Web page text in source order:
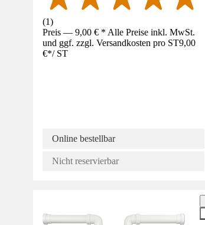
(1)
Preis — 9,00 € * Alle Preise inkl. MwSt.
und ggf. zzgl. Versandkosten pro ST9,00
€*/ ST
Online bestellbar
Nicht reservierbar